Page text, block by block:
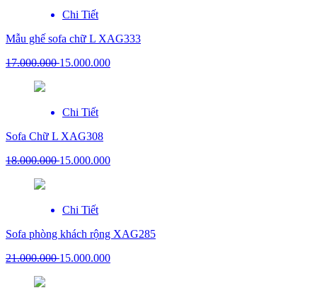
Chi Tiết
Mẫu ghế sofa chữ L XAG333
17.000.00015.000.000
Chi Tiết
Sofa Chữ L XAG308
18.000.00015.000.000
Chi Tiết
Sofa phòng khách rộng XAG285
21.000.00015.000.000